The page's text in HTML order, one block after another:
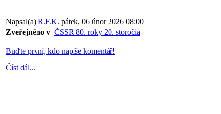
Napsal(a) R.F.K. pátek, 06 únor 2026 08:00
Zveřejněno v ČSSR 80. roky 20. storočia
Buďte první, kdo napíše komentář!
Číst dál...